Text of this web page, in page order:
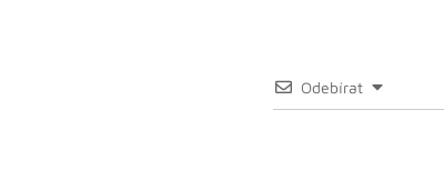
Odebírat